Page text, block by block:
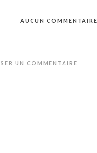
AUCUN COMMENTAIRE
UN COMMENTAIRE